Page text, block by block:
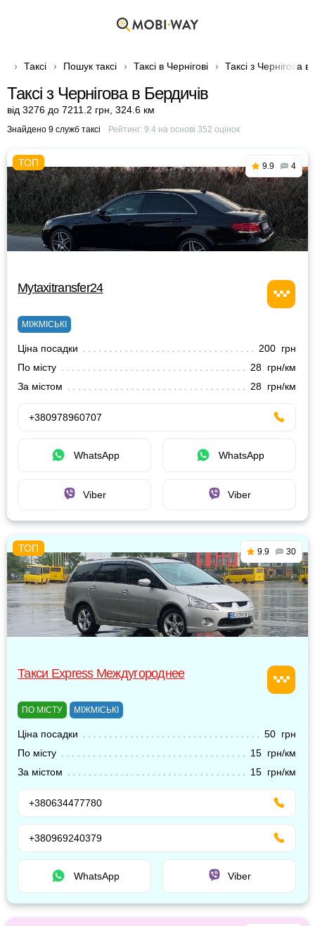
Таксі Пошук таксі Таксі в Чернігові Таксі з Чернігова в
Таксі з Чернігова в Бердичів
від 3276 до 7211.2 грн 324.6 км
Знайдено 9 служб таксі Рейтинг: 9.4на основі 352 оцінок
9.9 4
Mytaxitransfer24
МІЖМІСЬКІ
Ціна посадки
200 грн
По місту
28 грн/км
За містом
28 грн/км
+380978960707
WhatsApp WhatsApp
Viber Viber
9.9 30
Такси Express Междугороднее
ПО МІСТУ МІЖМІСЬКІ
Ціна посадки
50 грн
По місту
15 грн/км
За містом
15 грн/км
+380634477780
+380969240379
WhatsApp Viber